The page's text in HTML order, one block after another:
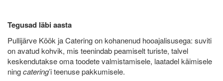
Tegusad läbi aasta
Pullijärve Köök ja Catering on kohanenud hooajalisusega: suviti
on avatud kohvik, mis teenindab peamiselt turiste, talvel
keskendutakse oma toodete valmistamisele, laatadel käimisele
ningcatering’i teenuse pakkumisele.